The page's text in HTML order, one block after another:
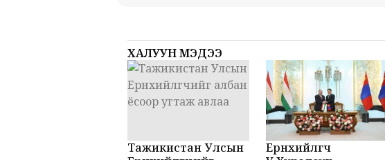
ХАЛУУН МЭДЭЭ
Тажикистан Улсын
Ерөнхийлөгч